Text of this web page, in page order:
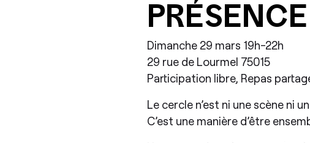
Dimanche 29 mars 19h-22h
29 rue de Lourmel 75015
Participation libre, Repas
Le cercle n’est ni une scène ni
C’est une manière d’être